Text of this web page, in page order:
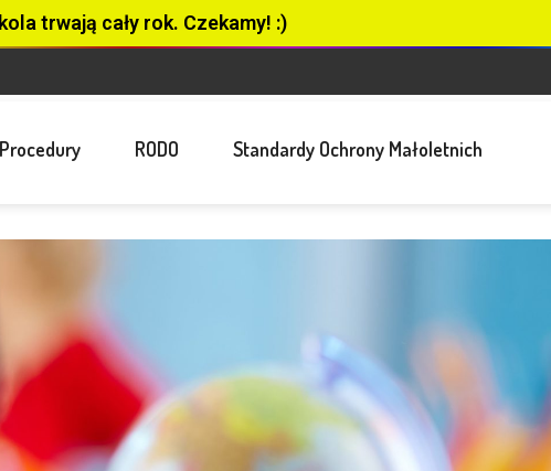
trwają cały rok. Czekamy! :)
Procedury RODO Standardy Ochrony Małoletnich